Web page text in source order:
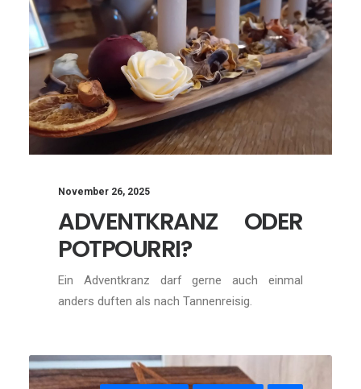
November 26, 2025
ADVENTKRANZ ODER
POTPOURRI?
Ein Adventkranz darf gerne auch einmal
anders duften als nach Tannenreisig.